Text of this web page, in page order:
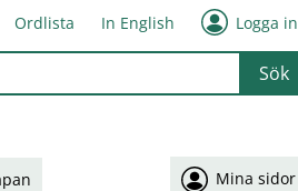
Ordlista In English Logga in
Mina sidor